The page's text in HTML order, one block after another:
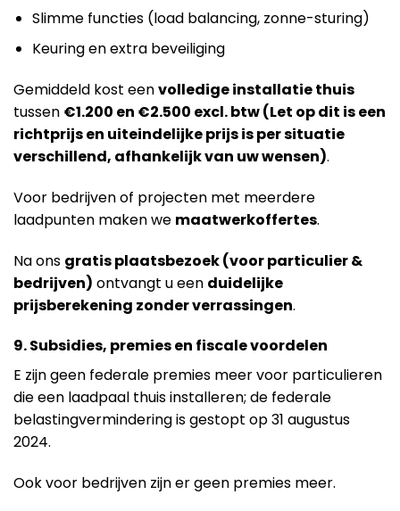
Slimme functies (load balancing, zonne-sturing)
Keuring en extra beveiliging
Gemiddeld kost eenvolledige installatie thuis
tussen €1.200 en €2.500 excl. btw (Let op dit is een
richtprijs en uiteindelijke prijs is per situatie
verschillend, afhankelijk van uw wensen).
Voor bedrijven of projecten met meerdere
laadpunten maken we maatwerkoffertes.
Na ons gratis plaatsbezoek (voor particulier &
bedrijven) ontvangt u een duidelijke
prijsberekening zonder verrassingen.
9. Subsidies, premies en fiscale voordelen
E zijn geen federale premies meer voor particulieren
die een laadpaal thuis installeren; de federale
belastingvermindering is gestopt op 31 augustus
2024.
Ook voor bedrijven zijn er geen premies meer.